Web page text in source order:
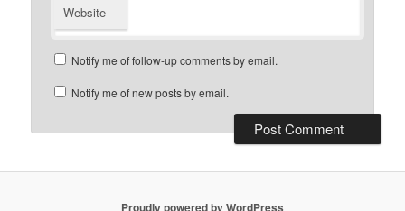
Website
Notify me of follow-up comments by email.
Notify me of new posts by email.
Proudly powered by WordPress